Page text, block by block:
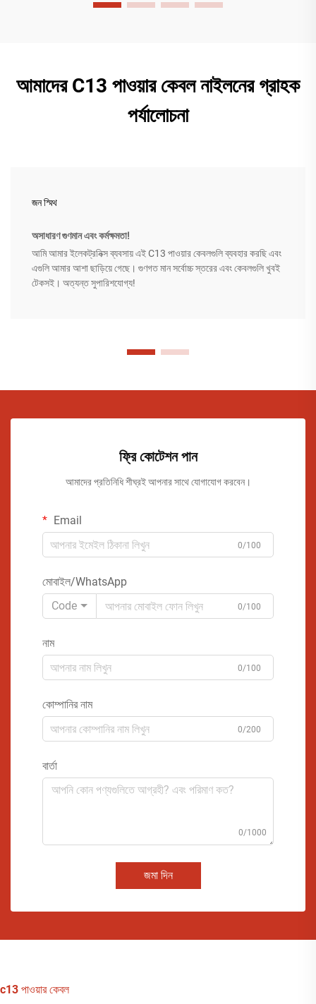
আমাদের C13 পাওয়ার কেবল নাইলনের গ্রাহক
পর্যালোচনা
জন স্মিথ
অসাধারণ গুণমান এবং কর্মক্ষমতা!
আমি আমার ইলেকট্রনিক্স ব্যবসায় এই C13 পাওয়ার কেবলগুলি ব্যবহার করছি এবং
এগুলি আমার আশা ছাড়িয়ে গেছে। গুণগত মান সর্বোচ্চ স্তরের এবং কেবলগুলি খুবই
টেকসই। অত্যন্ত সুপারিশযোগ্য!
ফ্রি কোটেশন পান
আমাদের প্রতিনিধি শীঘ্রই আপনার সাথে যোগাযোগ করবেন।
Email
0/100
মোবাইল/WhatsApp
Code
0/100
নাম
0/100
কোম্পানির নাম
0/200
বার্তা
0/1000
জমা দিন
c13 পাওয়ার কেবল